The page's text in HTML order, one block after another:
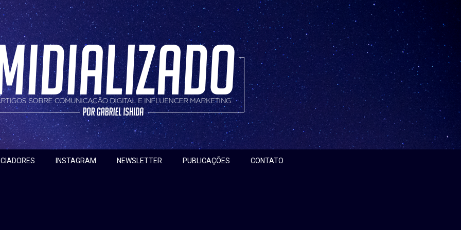
INSTAGRAM NEWSLETTER PUBLICAÇÕES CONTATO
marketing